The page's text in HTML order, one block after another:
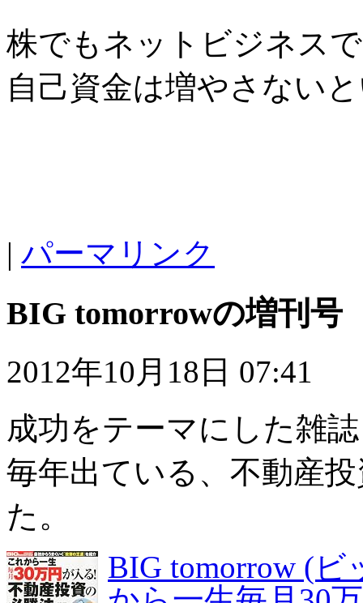
株でもネットビジネス
自己資金は増やさない
| パーマリンク
BIG tomorrowの増刊号
2012年10月18日 07:41
成功をテーマにした雑誌
毎年出ている、不動産
た。
BIG tomorrow (